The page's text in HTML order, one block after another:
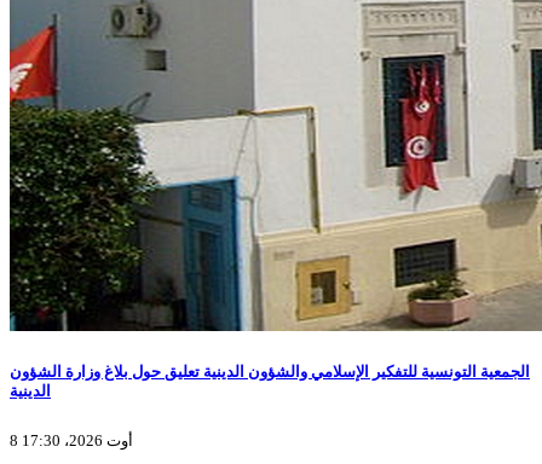
الجمعية التونسية للتفكير الإسلامي والشؤون الدينية تعليق حول بلاغ وزارة الشؤون
الدينية
8 أوت 2026، 17:30